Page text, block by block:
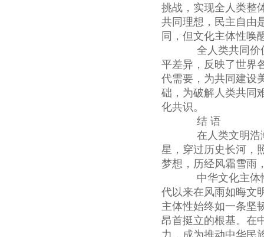
挑战，实现全人类整
共同理想，民主自由
同，但文化主体性唤
全人类共同价值
平差异，反映了世界
代需要，为共同建设
础，为破解人类共同
化共识。
结 语
在人类文明浩瀚
星，穿过历史长河，
梦想，历经风霜雪雨
中华文化主体性
代以来在风雨如晦文
主体性始终如一条坚
昂首挺立的根基。在
力，成为推动中华民